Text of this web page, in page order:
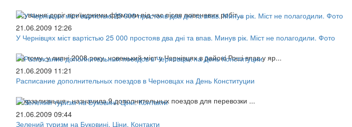
Псування доріг приїжджими фірмами під час після повеневих робіт...
21.06.2009 12:26
У Чернівцях міст вартістью 25 000 простояв два дні та впав. Минув рік. Міст не полагодили. Фото
Рік тому, у липні 2008 року, новенький міст у Чернівцях в районі Роші впав у яр...
21.06.2009 11:21
Расписание дополнительных поездов в Черновцах на День Конституции
«Укрзализныця» назначила 9 дополнительных поездов для перевозки ...
21.06.2009 09:44
Зелений туризм на Буковині. Ціни. Контакти